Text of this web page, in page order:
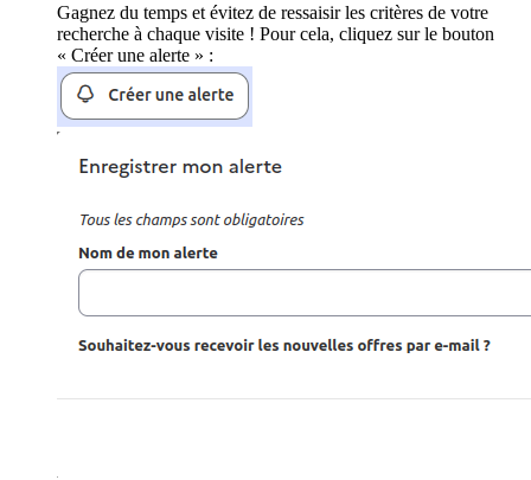
Gagnez du temps et évitez de ressaisir les critères de votre
recherche à chaque visite ! Pour cela, cliquez sur le bouton
« Créer une alerte » :